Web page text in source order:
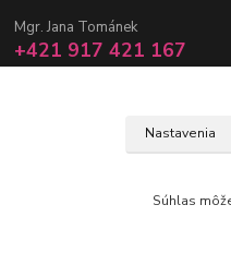
Mgr. Jana Tománek
+421 917 421 167
(Po-Pia, 10 -17 hod.)
Nastavenia
Súhlas